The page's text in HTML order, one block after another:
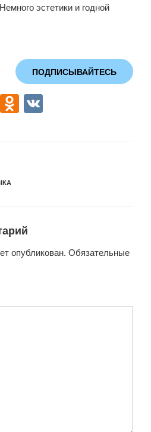
эстетики и годной
ПОДПИСЫВАЙТЕСЬ
Vi O
ni
ki
опубликован. Обязательные